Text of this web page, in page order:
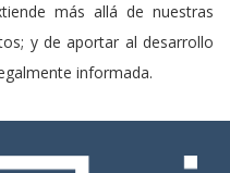
más allá de nuestras
y de aportar al desarrollo
informada.